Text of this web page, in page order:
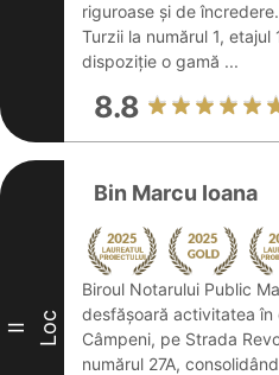
riguroase și de
Turzii la numărul 1, etajul
dispoziție o gamă ...
8.8
II Loc
Bin Marcu Ioana
Biroul Notarului Public
desfășoară activitatea în
Câmpeni, pe Strada
numărul 27A,